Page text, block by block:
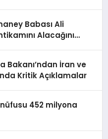
Babası Ali
Alacağını
Bakanı’ndan İran ve
Kritik Açıklamalar
452 milyona